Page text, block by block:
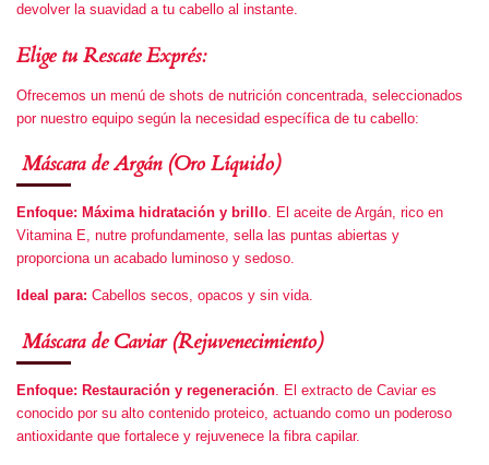
devolver la suavidad a tu cabello al instante.
Elige tu Rescate Exprés:
Ofrecemos un menú de shots de nutrición concentrada, seleccionados
por nuestro equipo según la necesidad específica de tu cabello:
Máscara de Argán (Oro Líquido)
Enfoque: Máxima hidratación y brillo. El aceite de Argán, rico en
Vitamina E, nutre profundamente, sella las puntas abiertas y
proporciona un acabado luminoso y sedoso.
Ideal para: Cabellos secos, opacos y sin vida.
Máscara de Caviar (Rejuvenecimiento)
Enfoque: Restauración y regeneración . El extracto de Caviar es
conocido por su alto contenido proteico, actuando como un poderoso
antioxidante que fortalece y rejuvenece la fibra capilar.